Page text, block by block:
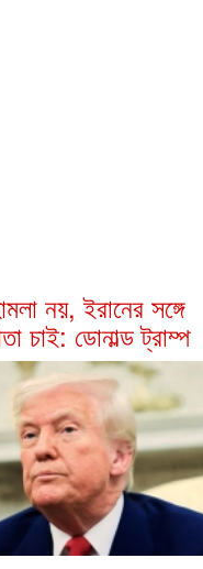
নয়, ইরানের সঙ্গে
চাই: ডোনাল্ড ট্রাম্প